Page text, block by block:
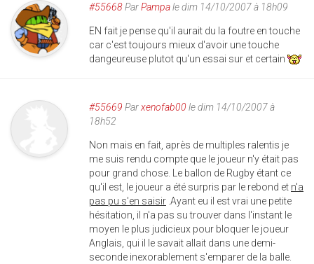
#55668ParPampale dim 14/10/2007 à 18h09
EN fait je pense qu'il aurait du la foutre en touche
car c'est toujours mieux d'avoir une touche
dangeureuse plutot qu'un essai sur et certain
#55669 Parxenofab00 le dim 14/10/2007 à
18h52
Non mais en fait, après de multiples ralentis je
me suis rendu compte que le joueur n'y était pas
pour grand chose. Le ballon de Rugby étant ce
qu'il est, le joueur a été surpris par le rebond et n'a
pas pu s'en saisir .Ayant eu il est vrai une petite
hésitation, il n'a pas su trouver dans l'instant le
moyen le plus judicieux pour bloquer le joueur
Anglais, qui il le savait allait dans une demi-
seconde inexorablement s'emparer de la balle.